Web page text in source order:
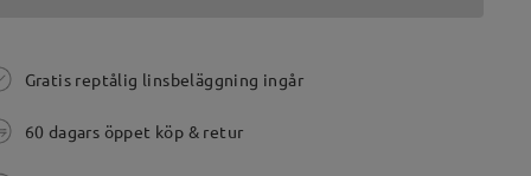
Gratis reptålig linsbeläggning ingår
60 dagars öppet köp & retur